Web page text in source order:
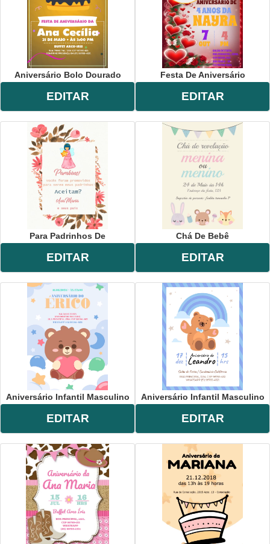
Aniversário Bolo Dourado
EDITAR
Festa De Aniversário
EDITAR
Para Padrinhos De
EDITAR
Chá De Bebê
EDITAR
Aniversário Infantil Masculino
EDITAR
Aniversário Infantil Masculino
EDITAR